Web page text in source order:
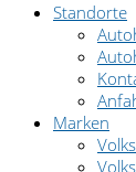
Standorte
Marken